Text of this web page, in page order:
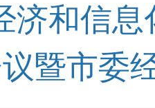
和信息
暨市委